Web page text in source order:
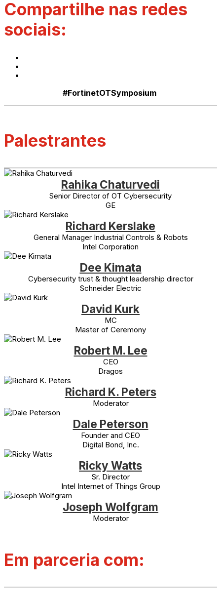
Compartilhe nas redes
sociais:
#FortinetOTSymposium
Palestrantes
Rahika Chaturvedi
Senior Director of OT Cybersecurity
GE
Richard Kerslake
General Manager Industrial Controls & Robots
Intel Corporation
Dee Kimata
Cybersecurity trust & thought leadership director
Schneider Electric
David Kurk
MC
Master of Ceremony
Robert M. Lee
CEO
Dragos
Richard K. Peters
Moderator
Dale Peterson
Founder and CEO
Digital Bond, Inc.
Ricky Watts
Sr. Director
Intel Internet of Things Group
Joseph Wolfgram
Moderator
Em parceria com: